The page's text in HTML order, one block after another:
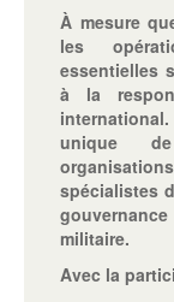
À mesure
les
essentielles
à la
unique
spécialistes
militaire.
Avec la